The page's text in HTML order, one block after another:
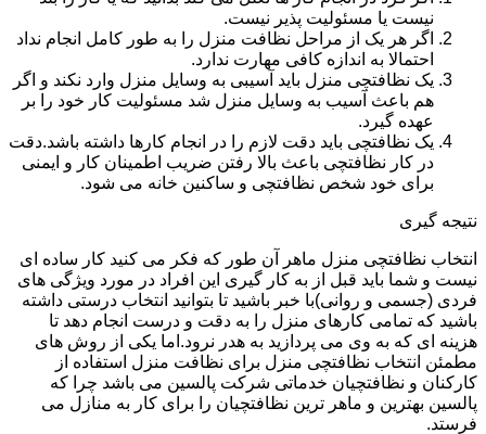
نیست یا مسئولیت پذیر نیست.
اگر هر یک از مراحل نظافت منزل را به طور کامل انجام نداد
احتمالا به اندازه کافی مهارت ندارد.
یک نظافتچی منزل باید آسیبی به وسایل منزل وارد نکند و اگر
هم باعث آسیب به وسایل منزل شد مسئولیت کار خود را بر
عهده گیرد.
یک نظافتچی باید دقت لازم را در انجام کارها داشته باشد.دقت
در کار نظافتچی باعث بالا رفتن ضریب اطمینان کار و ایمنی
برای خود شخص نظافتچی و ساکنین خانه می شود.
نتیجه گیری
انتخاب نظافتچی منزل ماهر آن طور که فکر می کنید کار ساده ای
نیست و شما باید قبل از به کار گیری این افراد در مورد ویژگی های
فردی (جسمی و روانی)با خبر باشید تا بتوانید انتخاب درستی داشته
باشید که تمامی کارهای منزل را به دقت و درست انجام دهد تا
هزینه ای که به وی می پردازید به هدر نرود.اما یکی از روش های
مطمئن انتخاب نظافتچی منزل برای نظافت منزل استفاده از
کارکنان و نظافتچیان خدماتی شرکت پالسین می باشد چرا که
پالسین بهترین و ماهر ترین نظافتچیان را برای کار به منازل می
فرستد.